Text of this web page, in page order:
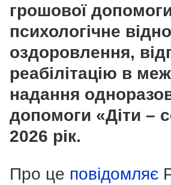
грошової
психологічне
оздоровлення,
реабілітацію в
надання
допомоги «Діти –
2026 рік.
Про це повідомляє